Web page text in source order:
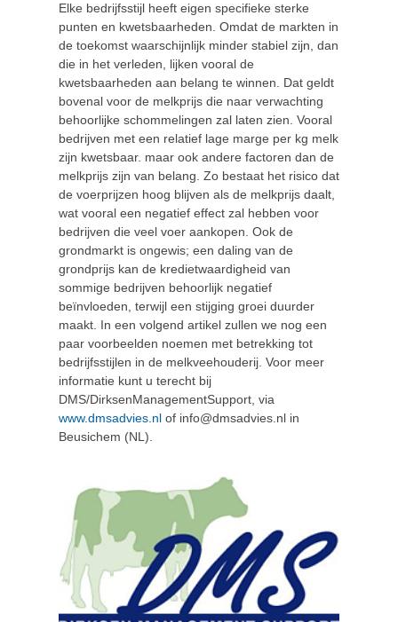
Elke bedrijfsstijl heeft eigen specifieke sterke
punten en kwetsbaarheden. Omdat de markten in
de toekomst waarschijnlijk minder stabiel zijn, dan
die in het verleden, lijken vooral de
kwetsbaarheden aan belang te winnen. Dat geldt
bovenal voor de melkprijs die naar verwachting
behoorlijke schommelingen zal laten zien. Vooral
bedrijven met een relatief lage marge per kg melk
zijn kwetsbaar. maar ook andere factoren dan de
melkprijs zijn van belang. Zo bestaat het risico dat
de voerprijzen hoog blijven als de melkprijs daalt,
wat vooral een negatief effect zal hebben voor
bedrijven die veel voer aankopen. Ook de
grondmarkt is ongewis; een daling van de
grondprijs kan de kredietwaardigheid van
sommige bedrijven behoorlijk negatief
beïnvloeden, terwijl een stijging groei duurder
maakt. In een volgend artikel zullen we nog een
paar voorbeelden noemen met betrekking tot
bedrijfsstijlen in de melkveehouderij. Voor meer
informatie kunt u terecht bij
DMS/DirksenManagementSupport, via
www.dmsadvies.nl of info@dmsadvies.nl in
Beusichem (NL).